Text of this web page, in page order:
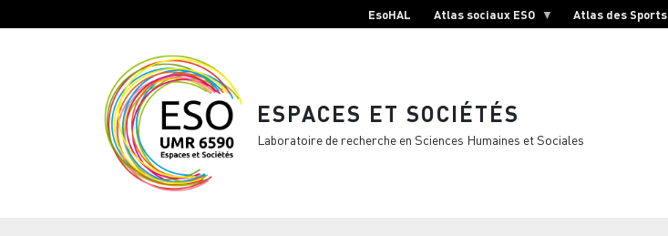
EsoHAL Atlas sociaux ESO Atlas des Sports
ESPACES ET SOCIÉTÉS
Laboratoire de recherche en Sciences Humaines et Sociales